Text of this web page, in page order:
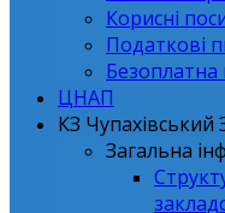
Корисні
Податкові
ЦНАП
КЗ Чупахівський
Загальна